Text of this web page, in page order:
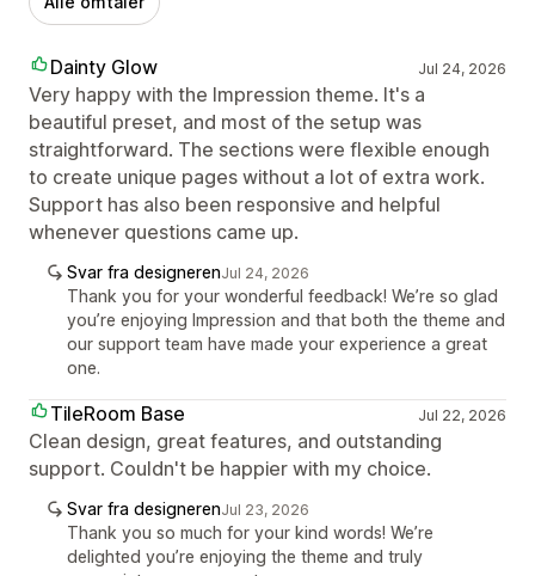
Dainty Glow Jul 24, 2026
Very happy with the Impression theme. It's a
beautiful preset, and most of the setup was
straightforward. The sections were flexible enough
to create unique pages without a lot of extra work.
Support has also been responsive and helpful
whenever questions came up.
Svar fra designerenJul 24, 2026
Thank you for your wonderful feedback! We’re so glad
you’re enjoying Impression and that both the theme and
our support team have made your experience a great
one.
TileRoom Base Jul 22, 2026
Clean design, great features, and outstanding
support. Couldn't be happier with my choice.
Svar fra designerenJul 23, 2026
Thank you so much for your kind words! We’re
delighted you’re enjoying the theme and truly